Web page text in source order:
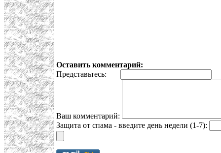
Оставить комментарий:
Представьтесь:
Ваш комментарий:
Защита от спама - введите день недели (1-7):